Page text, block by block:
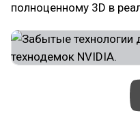
полноценному 3D в